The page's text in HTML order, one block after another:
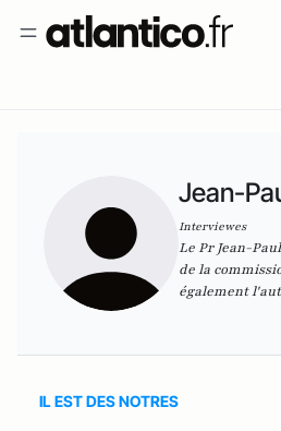
Jean-
Interviewes
Le Pr Jean-
de la
également
IL EST DES NOTRES